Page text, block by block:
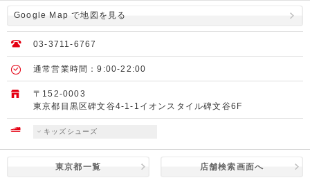
Google Map で地図を見る
03-3711-6767
通常営業時間：9:00-22:00
〒152-0003
東京都目黒区碑文谷4-1-1イオンスタイル碑文谷6F
キッズシューズ
東京都一覧 店舗検索画面へ